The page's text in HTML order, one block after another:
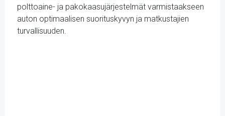
polttoaine- ja pakokaasujärjestelmät varmistaakseen
auton optimaalisen suorituskyvyn ja matkustajien
turvallisuuden.